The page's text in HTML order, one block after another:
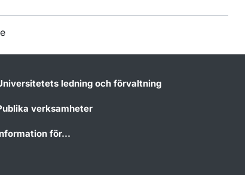
ledning och förvaltning
verksamheter
för...